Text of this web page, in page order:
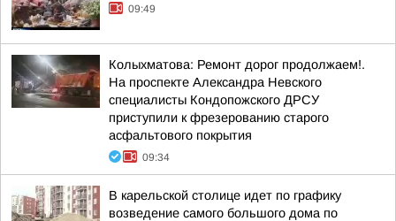
09:49
Колыхматова: Ремонт дорог продолжаем!.
На проспекте Александра Невского
специалисты Кондопожского ДРСУ
приступили к фрезерованию старого
асфальтового покрытия
09:34
В карельской столице идет по графику
возведение самого большого дома по